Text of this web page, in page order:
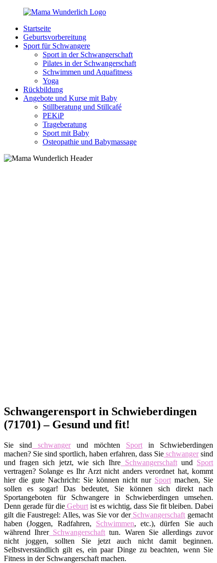
Zurück
Inhalt
MamaWunderlich.de
Mutti
sein
wunderbar!
Startseite
Geburtsvorbereitung
Sport für Schwangere
Sport in der Schwangerschaft
Pilates in der Schwangerschaft
Schwimmen und Aquafitness
Yoga
Rückbildung
Angebote und Kurse mit Baby
Stillberatung und Stillcafé
PEKiP
Trageberatung
Sport mit Baby
Osteopathie und Babymassage
Schwangerensport in Schwieberdingen
(71701) – Gesund und fit!
Sie sind schwangerund möchten Sport in Schwieberdingen
machen? Sie sind sportlich, haben erfahren, dass Sieschwangersind
und fragen sich jetzt, wie sich Ihre Schwangerschaftund Sport
vertragen? Solange es Ihr Arzt nicht anders verordnet hat, kommt
hier die gute Nachricht: Sie können nicht nur Sport machen, Sie
sollen es sogar! Das bedeutet, Sie können sich direkt nach
Sportangeboten für Schwangere in Schwieberdingen umsehen.
Denn gerade für die Geburt ist es wichtig, dass Sie fit bleiben. Dabei
gilt die Faustregel: Alles, was Sie vor derSchwangerschaft gemacht
haben (Joggen, Radfahren, Schwimmen, etc.), dürfen Sie auch
während IhrerSchwangerschaft tun. Waren Sie allerdings zuvor
nicht joggen, sollten Sie jetzt auch nicht damit beginnen.
Selbstverständlich gilt es, ein paar Dinge zu beachten, wenn Sie
Fitness in der Schwangerschaft machen.